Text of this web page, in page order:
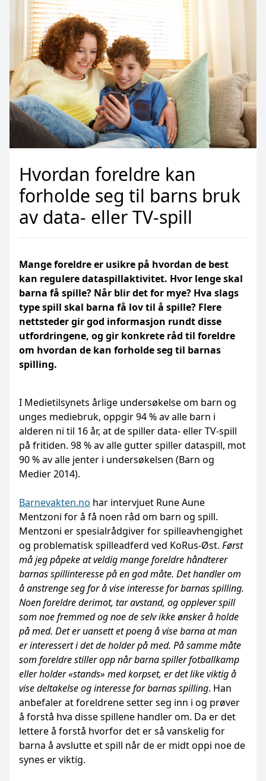
Hvordan foreldre kan
forholde seg til barns bruk
av data- eller TV-spill
Mange foreldre er usikre på hvordan de best
kan regulere dataspillaktivitet. Hvor lenge skal
barna få spille? Når blir det for mye? Hva slags
type spill skal barna få lov til å spille? Flere
nettsteder gir god informasjon rundt disse
utfordringene, og gir konkrete råd til foreldre
om hvordan de kan forholde seg til barnas
spilling.
I Medietilsynets årlige undersøkelse om barn og
unges mediebruk, oppgir 94 % av alle barn i
alderen ni til 16 år, at de spiller data- eller TV-spill
på fritiden. 98 % av alle gutter spiller dataspill, mot
90 % av alle jenter i undersøkelsen (Barn og
Medier 2014).
Barnevakten.no har intervjuet Rune Aune
Mentzoni for å få noen råd om barn og spill.
Mentzoni er spesialrådgiver for spilleavhengighet
og problematisk spilleadferd ved KoRus-Øst. Først
må jeg påpeke at veldig mange foreldre håndterer
barnas spillinteresse på en god måte. Det handler om
å anstrenge seg for å vise interesse for barnas spilling.
Noen foreldre derimot, tar avstand, og opplever spill
som noe fremmed og noe de selv ikke ønsker å holde
på med. Det er uansett et poeng å vise barna at man
er interessert i det de holder på med. På samme måte
som foreldre stiller opp når barna spiller fotballkamp
eller holder «stands» med korpset, er det like viktig å
vise deltakelse og interesse for barnas spilling. Han
anbefaler at foreldrene setter seg inn i og prøver
å forstå hva disse spillene handler om. Da er det
lettere å forstå hvorfor det er så vanskelig for
barna å avslutte et spill når de er midt oppi noe de
synes er viktig.